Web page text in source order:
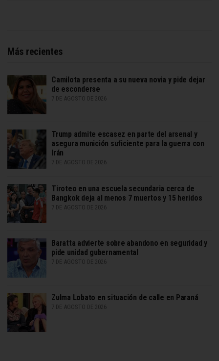
Más recientes
Camilota presenta a su nueva novia y pide dejar
de esconderse
7 DE AGOSTO DE 2026
Trump admite escasez en parte del arsenal y
asegura munición suficiente para la guerra con
Irán
7 DE AGOSTO DE 2026
Tiroteo en una escuela secundaria cerca de
Bangkok deja al menos 7 muertos y 15 heridos
7 DE AGOSTO DE 2026
Baratta advierte sobre abandono en seguridad y
pide unidad gubernamental
7 DE AGOSTO DE 2026
Zulma Lobato en situación de calle en Paraná
7 DE AGOSTO DE 2026